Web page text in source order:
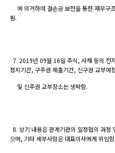
에 의거하여 결손금 보전을 통한 재무구
됨.
7. 2019년 09월 16일 주식, 사채 등의 전
정지기간, 구주권 제출기간, 신구권 교부예
및 신주권 교부장소는 생략함.
8. 상기 내용은 관계기관의 일정협의 과정
으며, 기타 세부사항은 대표이사에게 위임함.